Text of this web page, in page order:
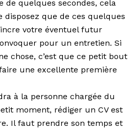
de quelques secondes, cela
disposez que de ces quelques
votre éventuel futur
pour un entretien. Si
chose, c’est que ce petit bout
une excellente première
à la personne chargée du
moment, rédiger un CV est
Il faut prendre son temps et